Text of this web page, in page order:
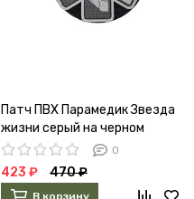
Патч ПВХ Парамедик Звезда
жизни серый на черном
0
423 ₽ 470 ₽